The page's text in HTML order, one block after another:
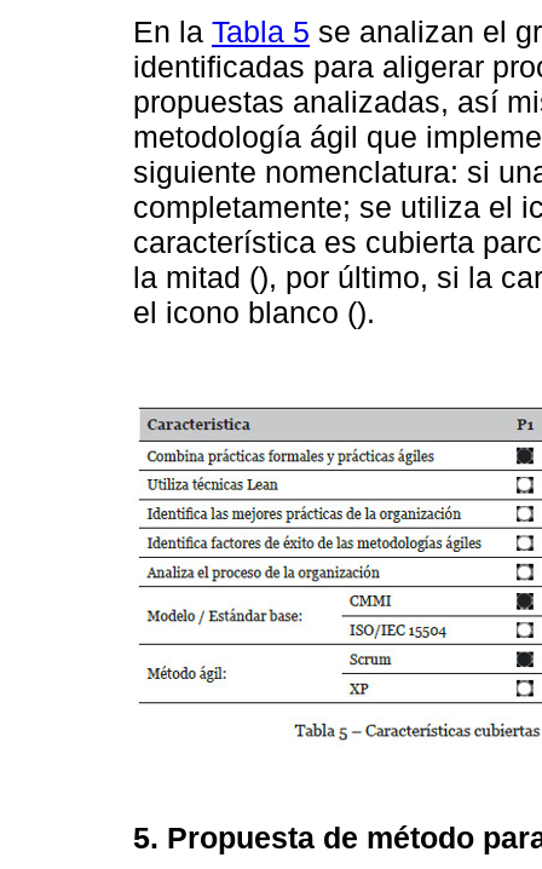
En la Tabla 5 se analizan el
identificadas para aligerar
propuestas analizadas, así
metodología ágil que
siguiente nomenclatura: si
completamente; se utiliza el
característica es cubierta
la mitad (), por último, si la
el icono blanco ().
5. Propuesta de método